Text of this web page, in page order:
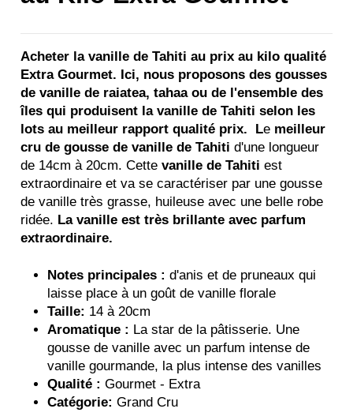
Acheter la vanille de Tahiti au prix au kilo qualité
Extra Gourmet. Ici, nous proposons des gousses
de vanille de raiatea, tahaa ou de l'ensemble des
îles qui produisent la vanille de Tahiti selon les
lots au meilleur rapport qualité prix. Le meilleur
cru de gousse de vanille de Tahiti d'une longueur
de 14cm à 20cm. Cette vanille de Tahiti est
extraordinaire et va se caractériser par une gousse
de vanille très grasse, huileuse avec une belle robe
ridée. La vanille est très brillante avec parfum
extraordinaire.
Notes principales : d'anis et de pruneaux qui
laisse place à un goût de vanille florale
Taille: 14 à 20cm
Aromatique : La star de la pâtisserie. Une
gousse de vanille avec un parfum intense de
vanille gourmande, la plus intense des vanilles
Qualité : Gourmet - Extra
Catégorie: Grand Cru